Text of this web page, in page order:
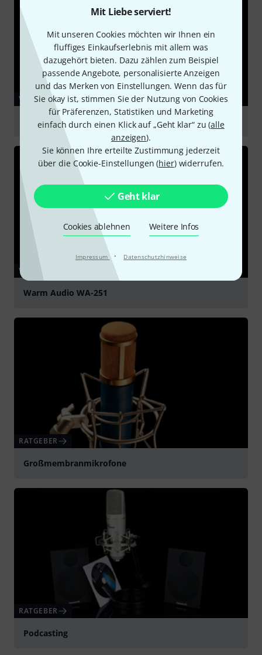
Mit Liebe serviert!
Mit unseren Cookies möchten wir Ihnen ein
fluffiges Einkaufserlebnis mit allem was
dazugehört bieten. Dazu zählen zum Beispiel
passende Angebote, personalisierte Anzeigen
und das Merken von Einstellungen. Wenn das für
Sie okay ist, stimmen Sie der Nutzung von Cookies
für Präferenzen, Statistiken und Marketing
einfach durch einen Klick auf „Geht klar“ zu (alle
anzeigen).
Sie können Ihre erteilte Zustimmung jederzeit
über die Cookie-Einstellungen (hier) widerrufen.
Geht klar
Cookies ablehnen Weitere Infos
Impressum · Datenschutzhinweise
VIDEO
Warm Audio WA-251
VIDEO
Warm Audio WA-251
RATGEBER
Großmembranmikrofone
RATGEBER
Podcasting